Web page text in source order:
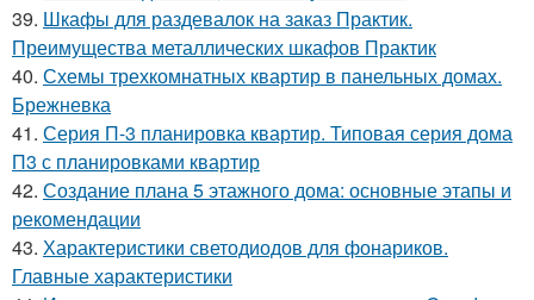
39. Шкафы для раздевалок на заказ Практик.
Преимущества металлических шкафов Практик
40. Схемы трехкомнатных квартир в панельных домах.
Брежневка
41. Серия П-3 планировка квартир. Типовая серия дома
П3 с планировками квартир
42. Создание плана 5 этажного дома: основные этапы и
рекомендации
43. Характеристики светодиодов для фонариков.
Главные характеристики